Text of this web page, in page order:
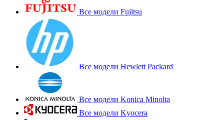
Все модели Fujitsu
Все модели Hewlett Packard
Все модели Konica Minolta
Все модели Kyocera